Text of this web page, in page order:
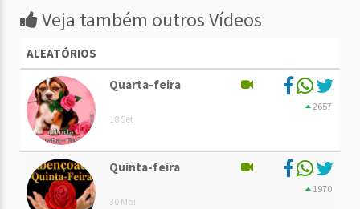
Veja também outros Vídeos
ALEATÓRIOS
Quarta-feira
18 Set
2657
Quinta-feira
30 Mai
1970